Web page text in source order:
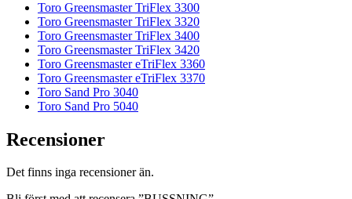
Toro Greensmaster TriFlex 3300
Toro Greensmaster TriFlex 3320
Toro Greensmaster TriFlex 3400
Toro Greensmaster TriFlex 3420
Toro Greensmaster eTriFlex 3360
Toro Greensmaster eTriFlex 3370
Toro Sand Pro 3040
Toro Sand Pro 5040
Recensioner
Det finns inga recensioner än.